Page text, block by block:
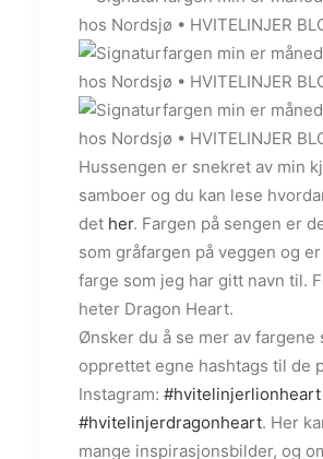
Hussengen er snekret av min
samboer og du kan lese
det her. Fargen på sengen er
som gråfargen på veggen og
farge som jeg har gitt navn til.
heter Dragon Heart.
Ønsker du å se mer av fargene
opprettet egne hashtags til de
Instagram: #hvitelinjerlionheart
#hvitelinjerdragonheart. Her
mange inspirasjonsbilder, og